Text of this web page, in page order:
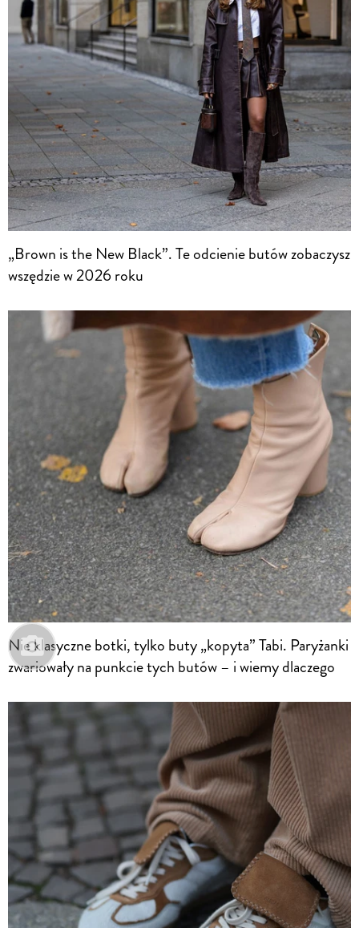
„Brown is the New Black”. Te odcienie butów zobaczysz
wszędzie w 2026 roku
Nie klasyczne botki, tylko buty „kopyta” Tabi. Paryżanki
zwariowały na punkcie tych butów – i wiemy dlaczego